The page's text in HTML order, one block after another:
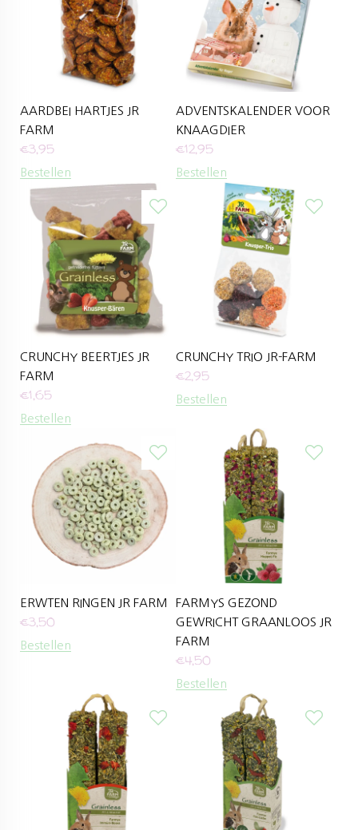
AARDBEI HARTJES JR
FARM
€3,95
Bestellen
ADVENTSKALENDER VOOR
KNAAGDIER
€12,95
Bestellen
CRUNCHY BEERTJES JR
FARM
€1,65
Bestellen
CRUNCHY TRIO JR-FARM
€2,95
Bestellen
ERWTEN RINGEN JR FARM
€3,50
Bestellen
FARMYS GEZOND
GEWRICHT GRAANLOOS JR
FARM
€4,50
Bestellen